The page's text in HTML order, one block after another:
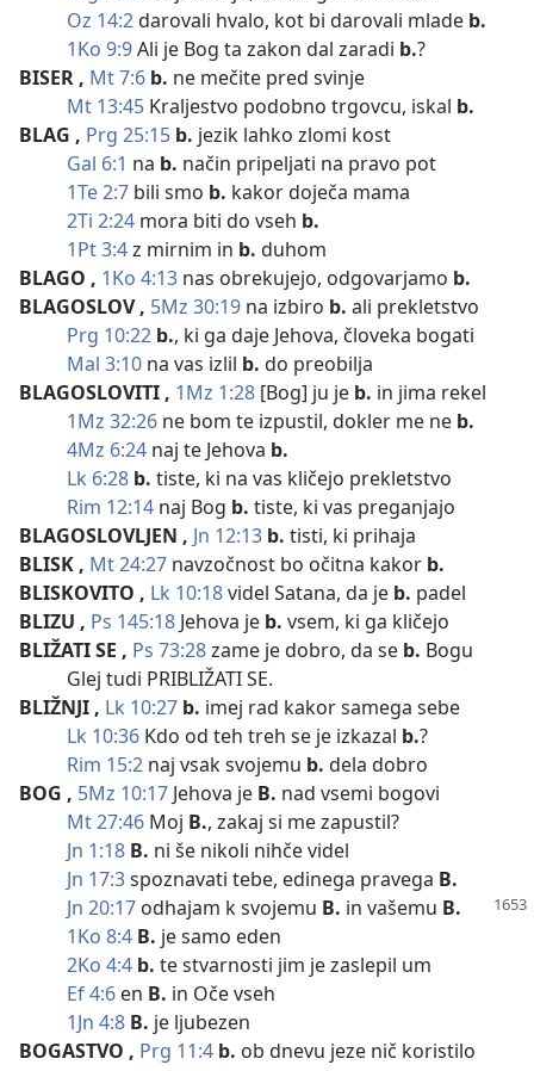
Oz 14:2darovali hvalo, kot bi darovali mlade b.
1Ko 9:9Ali je Bog ta zakon dal zaradi b.?
BISER , Mt 7:6 b. ne mečite pred svinje
Mt 13:45 Kraljestvo podobno trgovcu, iskal b.
BLAG , Prg 25:15 b. jezik lahko zlomi kost
Gal 6:1 na b. način pripeljati na pravo pot
1Te 2:7 bili smo b. kakor doječa mama
2Ti 2:24 mora biti do vseh b.
1Pt 3:4z mirnim in b. duhom
BLAGO , 1Ko 4:13 nas obrekujejo, odgovarjamo b.
BLAGOSLOV , 5Mz 30:19 na izbiro b. ali prekletstvo
Prg 10:22 b., ki ga daje Jehova, človeka bogati
Mal 3:10 na vas izlil b. do preobilja
BLAGOSLOVITI , 1Mz 1:28 [Bog] ju je b. in jima rekel
1Mz 32:26 ne bom te izpustil, dokler me ne b.
4Mz 6:24 naj te Jehova b.
Lk 6:28 b. tiste, ki na vas kličejo prekletstvo
Rim 12:14 naj Bog b. tiste, ki vas preganjajo
BLAGOSLOVLJEN , Jn 12:13 b. tisti, ki prihaja
BLISK , Mt 24:27 navzočnost bo očitna kakor b.
BLISKOVITO , Lk 10:18videl Satana, da je b. padel
BLIZU , Ps 145:18 Jehova je b. vsem, ki ga kličejo
BLIŽATI SE , Ps 73:28zame je dobro, da se b. Bogu
Glej tudi PRIBLIŽATI SE.
BLIŽNJI , Lk 10:27 b. imej rad kakor samega sebe
Lk 10:36 Kdo od teh treh se je izkazal b.?
Rim 15:2 naj vsak svojemu b. dela dobro
BOG , 5Mz 10:17 Jehova je B. nad vsemi bogovi
Mt 27:46 Moj B., zakaj si me zapustil?
Jn 1:18 B. ni še nikoli nihče videl
Jn 17:3spoznavati tebe, edinega pravega B.
Jn 20:17 odhajam k svojemu B. in vašemu B.
1Ko 8:4 B. je samo eden
2Ko 4:4 b. te stvarnosti jim je zaslepil um
Ef 4:6 en B. in Oče vseh
1Jn 4:8 B. je ljubezen
BOGASTVO , Prg 11:4 b. ob dnevu jeze nič koristilo